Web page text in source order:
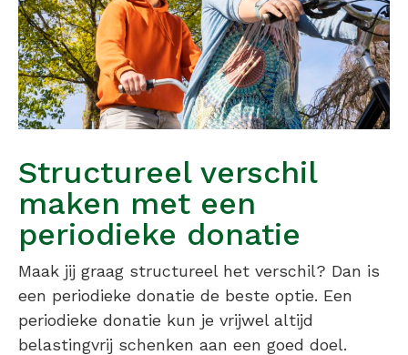
Structureel verschil
maken met een
periodieke donatie
Maak jij graag structureel het verschil? Dan is
een periodieke donatie de beste optie. Een
periodieke donatie kun je vrijwel altijd
belastingvrij schenken aan een goed doel.